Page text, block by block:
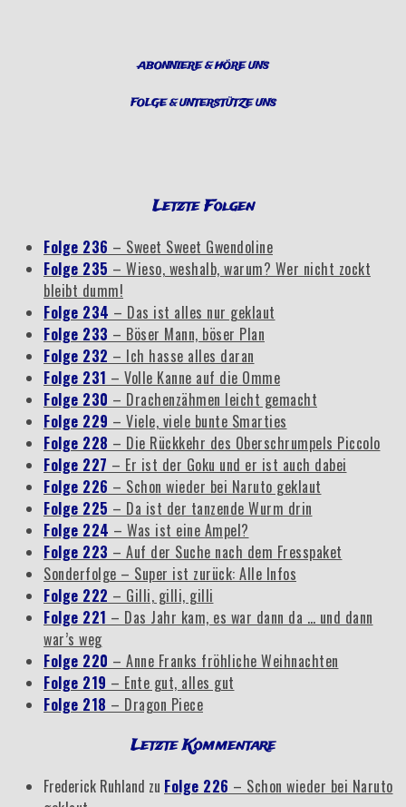
meckern!“ABONNIERE & HÖRE UNS
FOLGE & UNTERSTÜTZE UNS
Letzte Folgen
Folge 236 – Sweet Sweet Gwendoline
Folge 235 – Wieso, weshalb, warum? Wer nicht zockt
bleibt dumm!
Folge 234 – Das ist alles nur geklaut
Folge 233 – Böser Mann, böser Plan
Folge 232 – Ich hasse alles daran
Folge 231 – Volle Kanne auf die Omme
Folge 230 – Drachenzähmen leicht gemacht
Folge 229 – Viele, viele bunte Smarties
Folge 228 – Die Rückkehr des Oberschrumpels Piccolo
Folge 227 – Er ist der Goku und er ist auch dabei
Folge 226 – Schon wieder bei Naruto geklaut
Folge 225 – Da ist der tanzende Wurm drin
Folge 224 – Was ist eine Ampel?
Folge 223 – Auf der Suche nach dem Fresspaket
Sonderfolge – Super ist zurück: Alle Infos
Folge 222 – Gilli, gilli, gilli
Folge 221 – Das Jahr kam, es war dann da … und dann
war’s weg
Folge 220 – Anne Franks fröhliche Weihnachten
Folge 219 – Ente gut, alles gut
Folge 218 – Dragon Piece
Letzte Kommentare
Frederick Ruhland zu Folge 226 – Schon wieder bei Naruto